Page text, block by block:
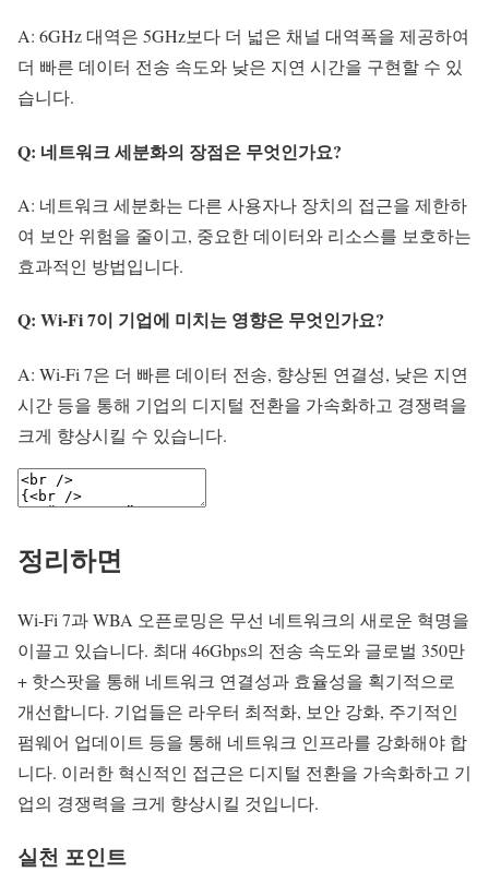
A: 6GHz 대역은 5GHz보다 더 넓은 채널 대역폭을 제공하여
더 빠른 데이터 전송 속도와 낮은 지연 시간을 구현할 수 있
습니다.
Q: 네트워크 세분화의 장점은 무엇인가요?
A: 네트워크 세분화는 다른 사용자나 장치의 접근을 제한하
여 보안 위험을 줄이고, 중요한 데이터와 리소스를 보호하는
효과적인 방법입니다.
Q: Wi-Fi 7이 기업에 미치는 영향은 무엇인가요?
A: Wi-Fi 7은 더 빠른 데이터 전송, 향상된 연결성, 낮은 지연
시간 등을 통해 기업의 디지털 전환을 가속화하고 경쟁력을
크게 향상시킬 수 있습니다.
정리하면
Wi-Fi 7과 WBA 오픈로밍은 무선 네트워크의 새로운 혁명을
이끌고 있습니다. 최대 46Gbps의 전송 속도와 글로벌 350만
+ 핫스팟을 통해 네트워크 연결성과 효율성을 획기적으로
개선합니다. 기업들은 라우터 최적화, 보안 강화, 주기적인
펌웨어 업데이트 등을 통해 네트워크 인프라를 강화해야 합
니다. 이러한 혁신적인 접근은 디지털 전환을 가속화하고 기
업의 경쟁력을 크게 향상시킬 것입니다.
실천 포인트